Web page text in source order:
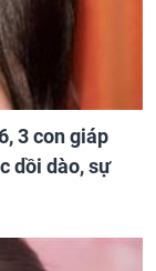
3 con giáp
dồi dào, sự